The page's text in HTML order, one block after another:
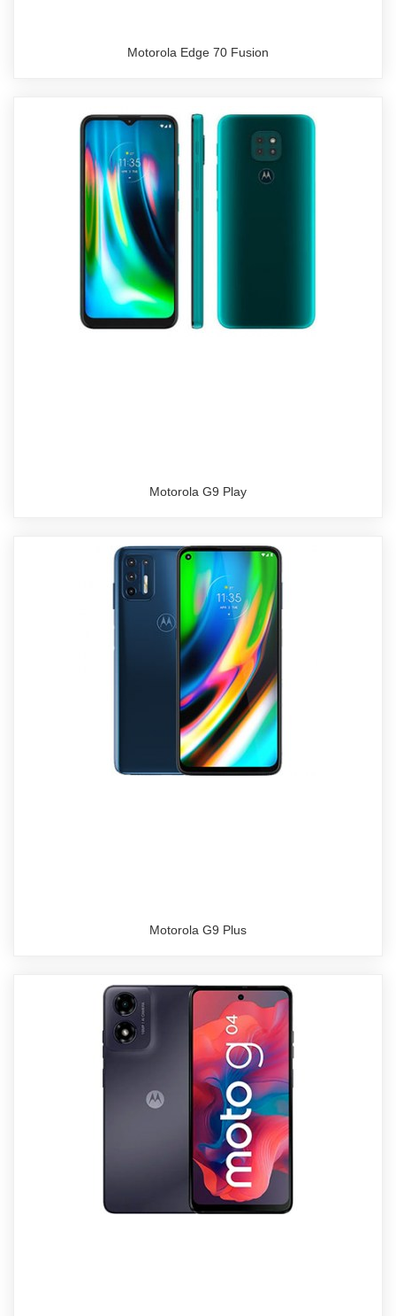
Motorola Edge 70 Fusion
Motorola G9 Play
Motorola G9 Plus